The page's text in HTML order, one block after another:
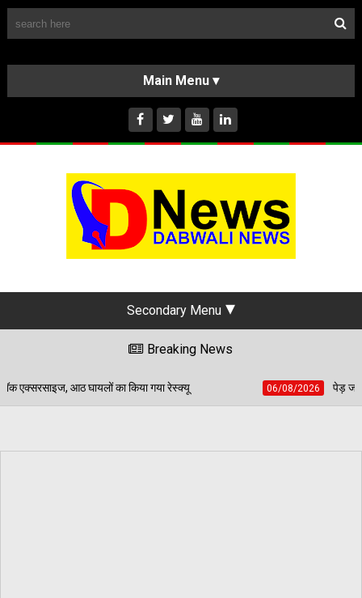
HOME
ABOUT US
INSTAGRAM
Secondary Menu
Breaking News
किया गया रेस्क्यू 06/08/2026 पेड़ जन्म से मरण तक निभाते हैं साथ,